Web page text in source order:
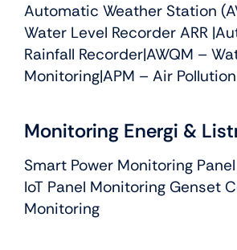
Automatic Weather Station
Water Level Recorder ARR|
Rainfall Recorder|AWQM –
Monitoring|APM – Air
Monitoring Energi &
Smart Power Monitoring
IoT Panel Monitoring Genset
Monitoring